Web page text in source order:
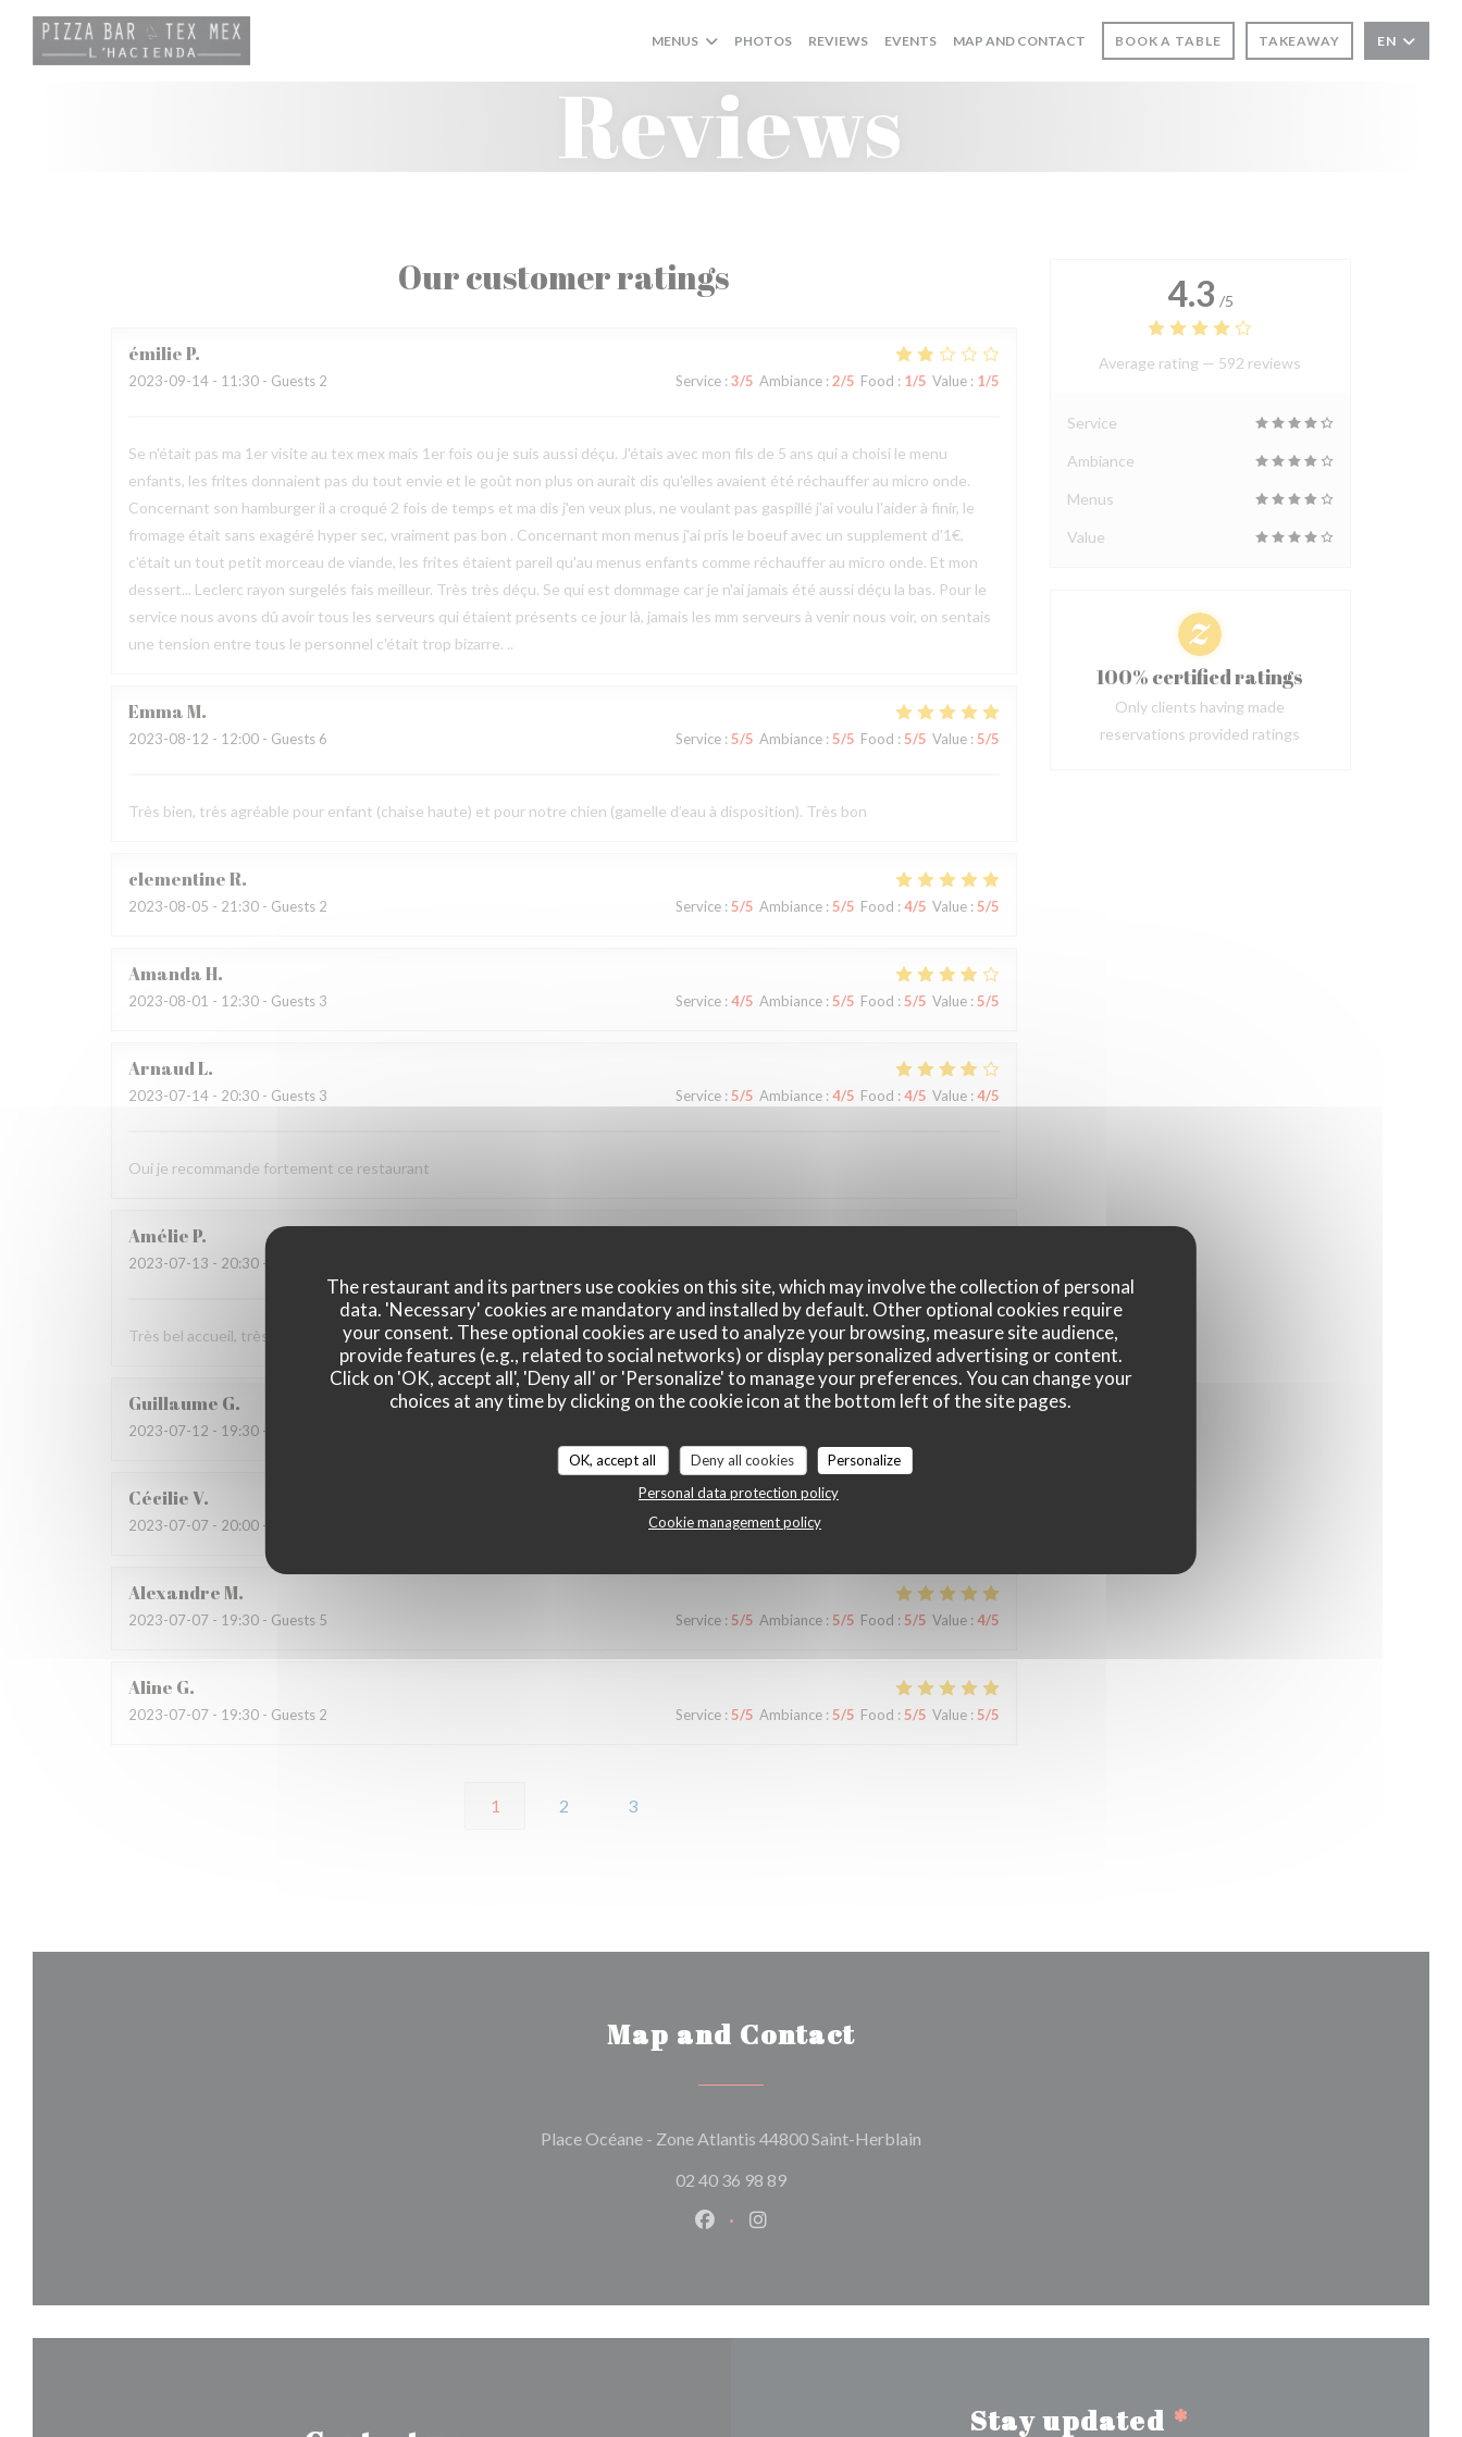
Personalizing your cookie choices
The restaurant and its partners use cookies on this site, which may involve the collection of personal
data. 'Necessary' cookies are mandatory and installed by default. Other optional cookies require
your consent. These optional cookies are used to analyze your browsing, measure site audience,
provide features (e.g., related to social networks) or display personalized advertising or content.
Click on 'OK, accept all', 'Deny all' or 'Personalize' to manage your preferences. You can change your
choices at any time by clicking on the cookie icon at the bottom left of the site pages.
OK, accept all Deny all cookies
Personalize
Personal data protection policy
Cookie management policy
MENUS PHOTOS REVIEWS EVENTS MAP AND CONTACT BOOK A TABLE TAKEAWAY EN
Reviews
Our customer ratings
émilieP
2023-09-14 - 11:30 - Guests 2 Service: 3/5 Ambiance: 2/5 Food : 1/5 Value: 1/5
Se n'était pas ma 1er visite au tex mex mais 1er fois ou je suis aussi déçu. J'étais avec mon fils de 5 ans qui a choisi le menu
enfants, les frites donnaient pas du tout envie et le goût non plus on aurait dis qu'elles avaient été réchauffer au micro onde.
Concernant son hamburger il a croqué 2 fois de temps et ma dis j'en veux plus, ne voulant pas gaspillé j'ai voulu l'aider à finir, le
fromage était sans exagéré hyper sec, vraiment pas bon . Concernant mon menus j'ai pris le boeuf avec un supplement d'1€,
c'était un tout petit morceau de viande, les frites étaient pareil qu'au menus enfants comme réchauffer au micro onde. Et mon
dessert... Leclerc rayon surgelés fais meilleur. Très très déçu. Se qui est dommage car je n'ai jamais été aussi déçu la bas. Pour le
service nous avons dû avoir tous les serveurs qui étaient présents ce jour là, jamais les mm serveurs à venir nous voir, on sentais
une tension entre tous le personnel c'était trop bizarre. ..
EmmaM
2023-08-12 - 12:00 - Guests 6 Service: 5/5 Ambiance: 5/5 Food : 5/5 Value: 5/5
Très bien, très agréable pour enfant (chaise haute) et pour notre chien (gamelle d’eau à disposition). Très bon
clementineR
2023-08-05 - 21:30 - Guests 2 Service: 5/5 Ambiance: 5/5 Food : 4/5 Value: 5/5
AmandaH
2023-08-01 - 12:30 - Guests 3 Service: 4/5 Ambiance: 5/5 Food : 5/5 Value: 5/5
ArnaudL
2023-07-14 - 20:30 - Guests 3 Service: 5/5 Ambiance: 4/5 Food : 4/5 Value: 4/5
Oui je recommande fortement ce restaurant
AmélieP
2023-07-13 - 20:30 - Guests 8
Très bel accueil, très bon ! Merci !
Guillaume G
2023-07-12 - 19:30 - Guests 5
CécilieV
2023-07-07 - 20:00 - Guests 3 Service:4/5 Ambiance
AlexandreM
2023-07-07 - 19:30 - Guests 5 Service: 5/5 Ambiance: 5/5 Food : 5/5 Value: 4/5
Aline G
2023-07-07 - 19:30 - Guests 2 Service: 5/5 Ambiance: 5/5 Food : 5/5 Value: 5/5
1 2 3
4.3 /5
Average rating — 592 reviews
Service
Ambiance
Menus
Value
100% certified ratings
Only clients having made
reservations provided ratings
Map and Contact
Place Océane - Zone Atlantis 44800 Saint-Herblain
02 40 36 98 89
Facebook ((opens in a new window))
Instagram ((opens in a new window))
Stay updated *